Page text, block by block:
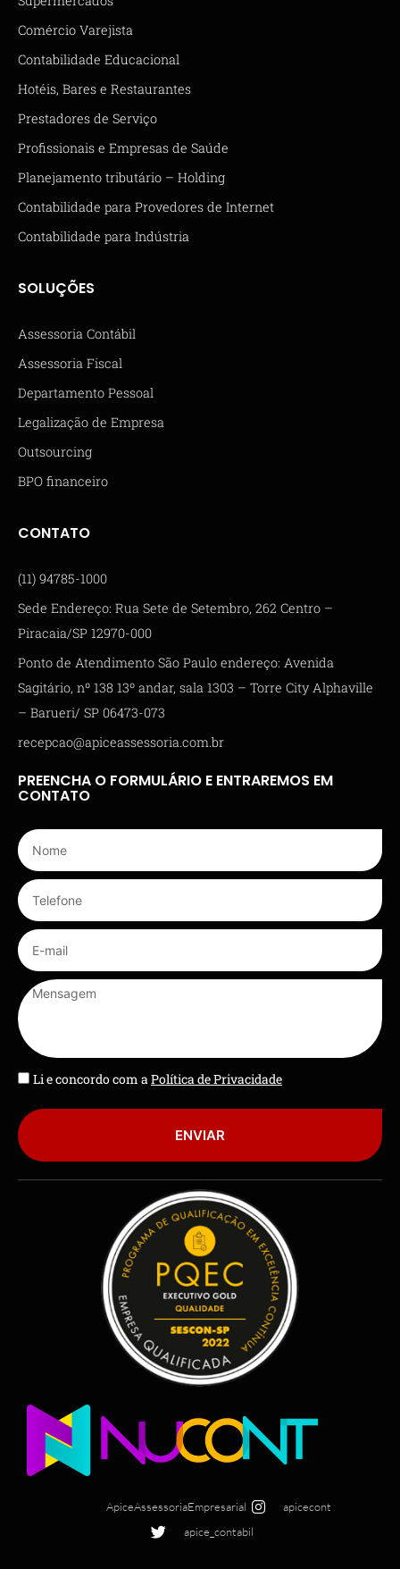
Comércio Varejista
Contabilidade Educacional
Hotéis, Bares e Restaurantes
Prestadores de Serviço
Profissionais e Empresas de Saúde
Planejamento tributário – Holding
Contabilidade para Provedores de Internet
Contabilidade para Indústria
SOLUÇÕES
Assessoria Contábil
Assessoria Fiscal
Departamento Pessoal
Legalização de Empresa
Outsourcing
BPO financeiro
CONTATO
(11) 94785-1000
Sede Endereço: Rua Sete de Setembro, 262 Centro –
Piracaia/SP 12970-000
Ponto de Atendimento São Paulo endereço: Avenida
Sagitário, nº 138 13º andar, sala 1303 – Torre City Alphaville
– Barueri/ SP 06473-073
recepcao@apiceassessoria.com.br
PREENCHA O FORMULÁRIO E ENTRAREMOS EM
CONTATO
Li e concordo com aPolítica de Privacidade
ENVIAR
ApiceAssessoriaEmpresarial
apicecont
apice_contabil